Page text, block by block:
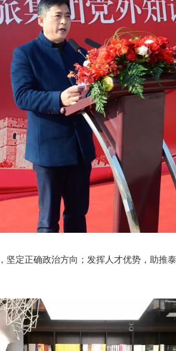
正确政治方向；发挥人才优势，助推